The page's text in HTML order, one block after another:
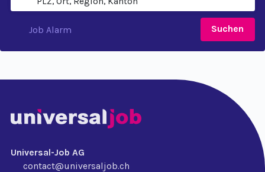
Suchen
Job Alarm
Universal-Job AG
contact@universaljob.ch